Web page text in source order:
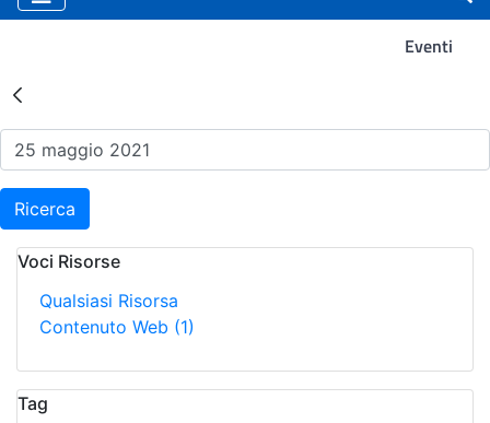
Eventi
Risultati della Ricerca -
Ricerca
Voci Risorse
Qualsiasi Risorsa
Contenuto Web (1)
Tag